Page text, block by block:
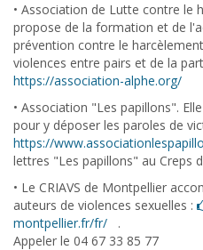
• Association de Lutte contre le
propose de la formation et de
prévention contre le
violences entre pairs et de la
https://association-alphe.org/
• Association "Les papillons".
pour y déposer les paroles de
https://
lettres "Les papillons" au Creps
• Le CRIAVS de Montpellier
auteurs de violences sexuelles :
montpellier.fr/fr/
.
Appeler le 04 67 33 85 77